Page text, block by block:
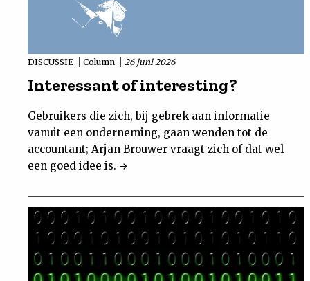
DISCUSSIE Column 26 juni 2026
Interessant of interesting?
Gebruikers die zich, bij gebrek aan informatie
vanuit een onderneming, gaan wenden tot de
accountant; Arjan Brouwer vraagt zich of dat wel
een goed idee is.